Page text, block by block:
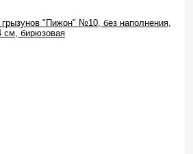
грызунов "Пижон" №10, без наполнения,
см, бирюзовая